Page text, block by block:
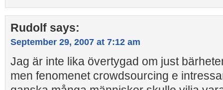
Rudolf says:
September 29, 2007 at 7:12 am
Jag är inte lika övertygad om just
men fenomenet crowdsourcing e